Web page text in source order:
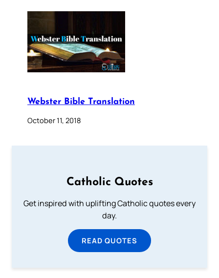
Webster Bible Translation
October 11, 2018
Catholic Quotes
Get inspired with uplifting Catholic quotes every
day.
READ QUOTES